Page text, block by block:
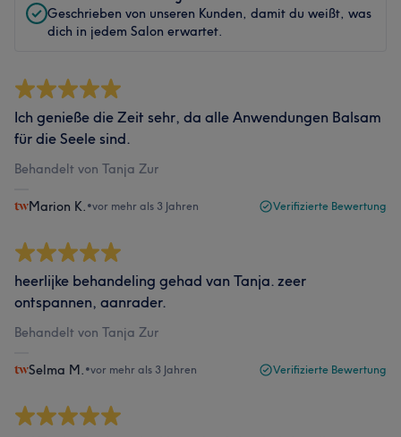
Geschrieben von unseren Kunden, damit du weißt, was
dich in jedem Salon erwartet.
Ich genieße die Zeit sehr, da alle Anwendungen Balsam
für die Seele sind.
Behandelt von Tanja Zur
Marion K. •vor mehr als 3 Jahren Verifizierte Bewertung
heerlijke behandeling gehad van Tanja. zeer
ontspannen, aanrader.
Behandelt von Tanja Zur
Selma M. •vor mehr als 3 Jahren Verifizierte Bewertung